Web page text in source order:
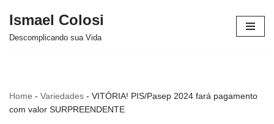
Avançar
Ismael Colosi
Descomplicando sua Vida
Home - Variedades - VITÓRIA! PIS/Pasep 2024 fará pagamento
com valor SURPREENDENTE